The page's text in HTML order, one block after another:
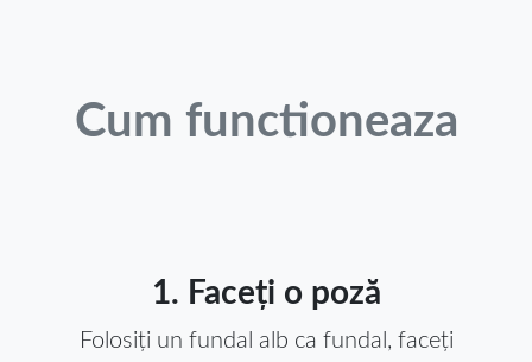
Cum functioneaza
1. Faceți o poză
Folosiți un fundal alb ca fundal, faceți